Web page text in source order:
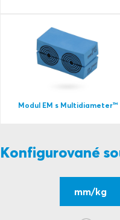
Modul EM s Multidiameter™
Konfigurované
mm/kg